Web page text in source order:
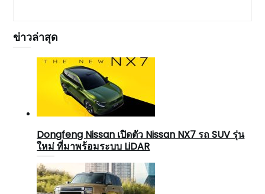
ข่าวล่าสุด
Dongfeng Nissan เปิดตัว Nissan NX7 รถ SUV รุ่น
ใหม่ ที่มาพร้อมระบบ LiDAR